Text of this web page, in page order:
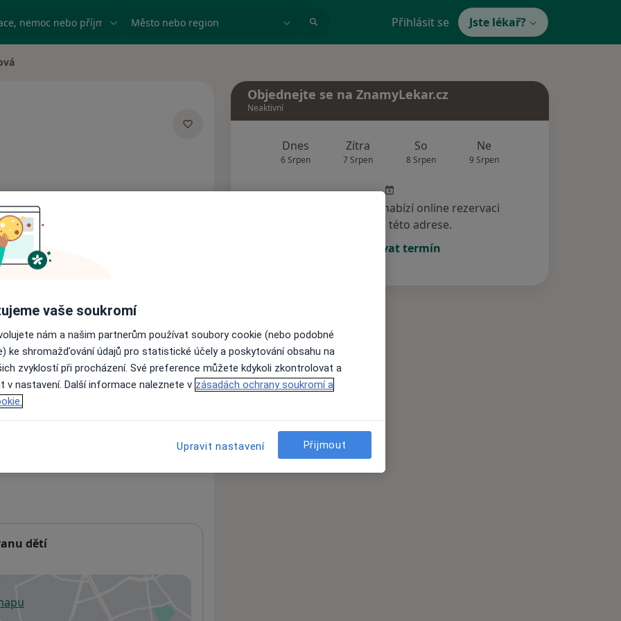
nemoc nebo příjmení Město nebo region Přihlásit se Jste lékař?
nejsou k dispozici
informace o svých službách.
dětí
v nové záložce
Objednejte se na ZnamyLekar.cz
Neaktivní
Dnes
6 Srpen
Zítra
7 Srpen
So
8 Srpen
Ne
9 Srpen
Tento specialista nenabízí online rezervaci
termínu na této adrese.
Rezervovat termín
vaše soukromí
nám a našim partnerům používat soubory cookie (nebo podobné
ke shromažďování údajů pro statistické účely a poskytování obsahu na
zvyklostí při procházení. Své preference můžete kdykoli zkontrolovat a
v nastavení. Další informace naleznete v zásadách ochrany soukromí a
Upravit nastavení Přijmout